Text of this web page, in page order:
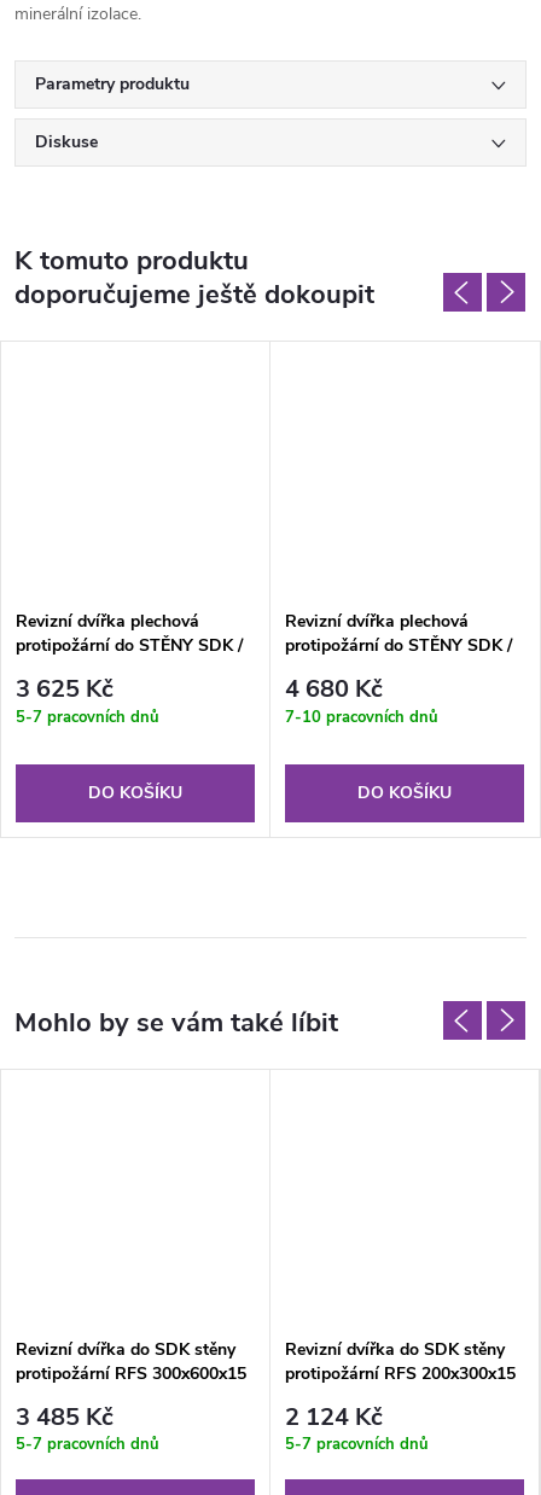
minerální izolace.
Parametry produktu
Diskuse
K tomuto produktu
doporučujeme ještě dokoupit
Revizní dvířka plechová
protipožární do STĚNY SDK /
3 625 Kč
5-7 pracovních dnů
DO KOŠÍKU
Revizní dvířka plechová
protipožární do STĚNY SDK /
4 680 Kč
7-10 pracovních dnů
DO KOŠÍKU
Revizní dvířka do SDK stěny
protipožární RFS 300x600x15
3 485 Kč
5-7 pracovních dnů
Revizní dvířka do SDK stěny
protipožární RFS 200x300x15
2 124 Kč
5-7 pracovních dnů